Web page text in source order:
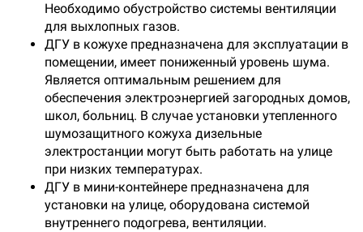
Необходимо обустройство системы вентиляции
для выхлопных газов.
ДГУ в кожухе предназначена для эксплуатации в
помещении, имеет пониженный уровень шума.
Является оптимальным решением для
обеспечения электроэнергией загородных домов,
школ, больниц. В случае установки утепленного
шумозащитного кожуха дизельные
электростанции могут быть работать на улице
при низких температурах.
ДГУ в мини-контейнере предназначена для
установки на улице, оборудована системой
внутреннего подогрева, вентиляции.